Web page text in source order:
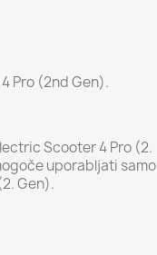
Pro (2nd Gen).
Scooter 4 Pro (2.
uporabljati samo
Gen).